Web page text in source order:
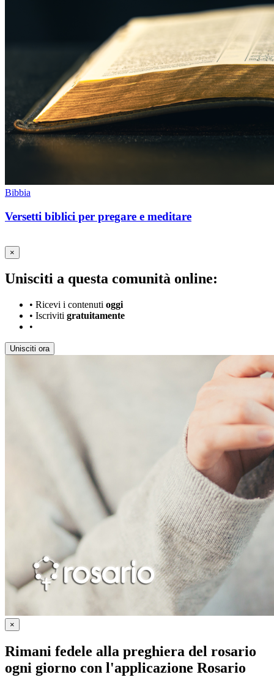
Bibbia
Versetti biblici per pregare e meditare
×
Unisciti a questa comunità online:
• Ricevi i contenuti oggi
• Iscriviti gratuitamente
•
Unisciti ora
×
Rimani fedele alla preghiera del rosario
ogni giorno con l'applicazione Rosario